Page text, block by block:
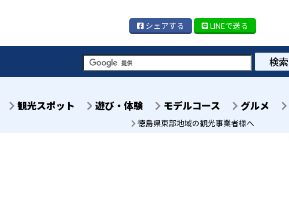
シェアする LINEで送る
検索
観光スポット 遊び・体験 モデルコース グルメ
徳島県東部地域の観光事業者様へ